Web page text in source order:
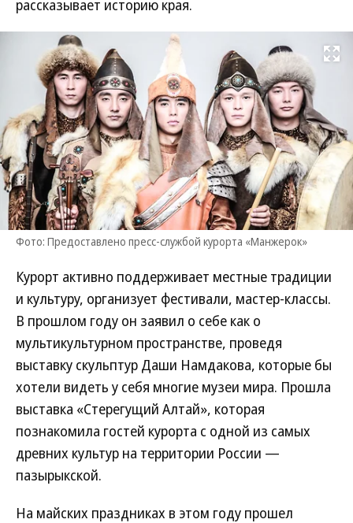
рассказывает историю края.
Развернуть
Фото: Предоставлено пресс-службой курорта «Манжерок»
Курорт активно поддерживает местные традиции
и культуру, организует фестивали, мастер-классы.
В прошлом году он заявил о себе как о
мультикультурном пространстве, проведя
выставку скульптур Даши Намдакова, которые бы
хотели видеть у себя многие музеи мира. Прошла
выставка «Стерегущий Алтай», которая
познакомила гостей курорта с одной из самых
древних культур на территории России —
пазырыкской.
На майских праздниках в этом году прошел